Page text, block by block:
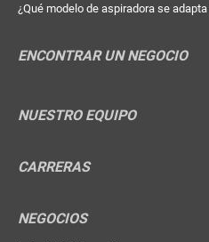
¿Qué modelo de aspiradora se
ENCONTRAR UN NEGOCIO
NUESTRO EQUIPO
CARRERAS
NEGOCIOS